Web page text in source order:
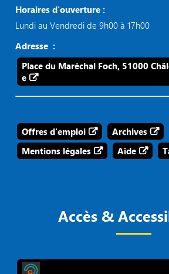
Horaires d'ouverture :
Lundi au Vendredi de 9h00 à 17h00
Adresse :
Place du Maréchal Foch, 51000
e
Offres d'emploi Archives
Mentions légales
Aide
Accès &